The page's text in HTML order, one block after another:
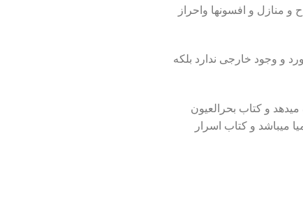
منازل و افسونها واحراز
و وجود خارجی ندارد بلکه
و کتاب بحرالعیون
میباشد و کتاب اسرار